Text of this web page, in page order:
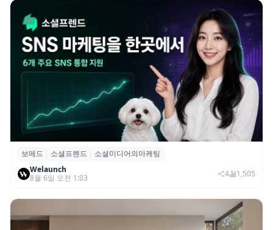
보메드 ‘소셜프렌드’, 유튜브·인스타 등 6개
SNS 마케팅 통합 지원
보메드 소셜프렌드
소셜미디어의마케팅
Welaunch
8월 6일 오전 1:03
4 1,505